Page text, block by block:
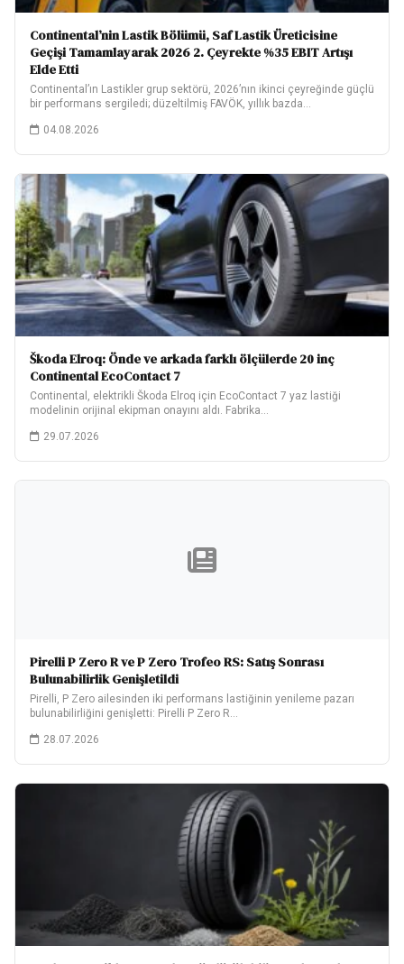
Continental’nin Lastik Bölümü, Saf Lastik Üreticisine
Geçişi Tamamlayarak 2026 2. Çeyrekte %35 EBIT Artışı
Elde Etti
Continental’ın Lastikler grup sektörü, 2026’nın ikinci çeyreğinde güçlü
bir performans sergiledi; düzeltilmiş FAVÖK, yıllık bazda…
04.08.2026
Škoda Elroq: Önde ve arkada farklı ölçülerde 20 inç
Continental EcoContact 7
Continental, elektrikli Škoda Elroq için EcoContact 7 yaz lastiği
modelinin orijinal ekipman onayını aldı. Fabrika…
29.07.2026
Pirelli P Zero R ve P Zero Trofeo RS: Satış Sonrası
Bulunabilirlik Genişletildi
Pirelli, P Zero ailesinden iki performans lastiğinin yenileme pazarı
bulunabilirliğini genişletti: Pirelli P Zero R…
28.07.2026